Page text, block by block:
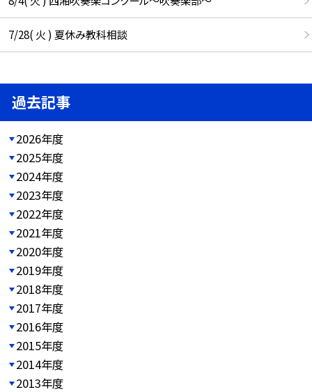
7/28( 火 ) 夏休み教科相談
過去記事
2026年度
2025年度
2024年度
2023年度
2022年度
2021年度
2020年度
2019年度
2018年度
2017年度
2016年度
2015年度
2014年度
2013年度